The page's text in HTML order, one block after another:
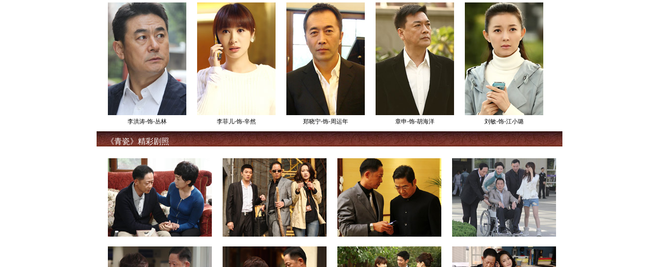
李洪涛-饰-丛林 李菲儿-饰-辛然 郑晓宁-饰-周运年 章申-饰-胡海洋 刘敏-饰-江小璐
《青瓷》精彩剧照